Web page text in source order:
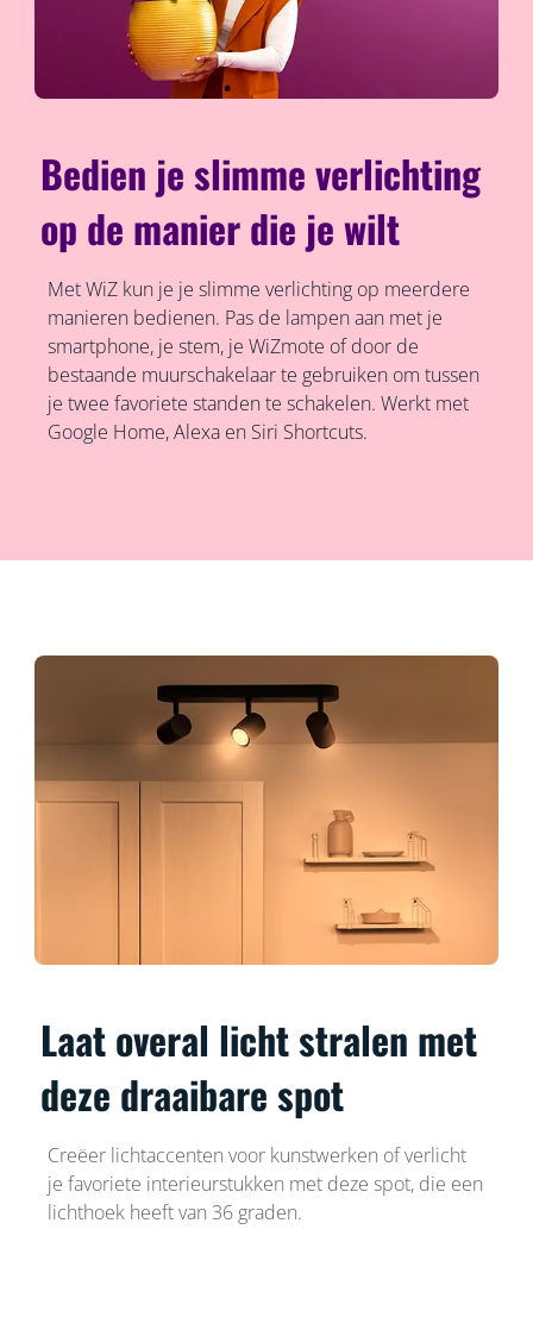
Bedien je slimme verlichting
op de manier die je wilt
Met WiZ kun je je slimme verlichting op meerdere
manieren bedienen. Pas de lampen aan met je
smartphone, je stem, je WiZmote of door de
bestaande muurschakelaar te gebruiken om tussen
je twee favoriete standen te schakelen. Werkt met
Google Home, Alexa en Siri Shortcuts.
Laat overal licht stralen met
deze draaibare spot
Creëer lichtaccenten voor kunstwerken of verlicht
je favoriete interieurstukken met deze spot, die een
lichthoek heeft van 36 graden.